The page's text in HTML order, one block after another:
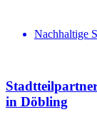
Nachhaltige
in Döbling